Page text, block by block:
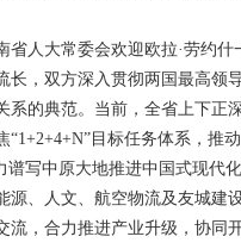
人大常委会欢迎欧拉·劳约什
长，双方深入贯彻两国最高领
系的典范。当前，全省上下正
目标任务体系，推
谱写中原大地推进中国式现代
源、人文、航空物流及友城建
，合力推进产业升级，协同